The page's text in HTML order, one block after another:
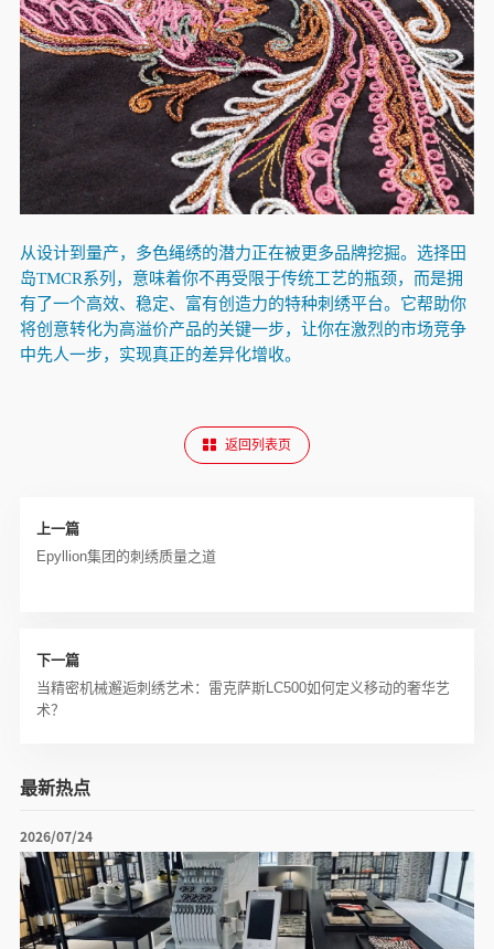
从设计到量产，多色绳绣的潜力正在被更多品牌挖掘。选择田
岛TMCR系列，意味着你不再受限于传统工艺的瓶颈，而是拥
有了一个高效、稳定、富有创造力的特种刺绣平台。它帮助你
将创意转化为高溢价产品的关键一步，让你在激烈的市场竞争
中先人一步，实现真正的差异化增收。
返回列表页
上一篇
Epyllion集团的刺绣质量之道
下一篇
当精密机械邂逅刺绣艺术：雷克萨斯LC500如何定义移动的奢华艺
术？
最新热点
2026/07/24